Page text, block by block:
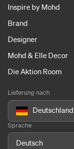
Inspire by Mohd
Brand
Designer
Mohd & Elle Decor
Die Aktion Room
Lieferung nach
Deutschland
Sprache
Deutsch